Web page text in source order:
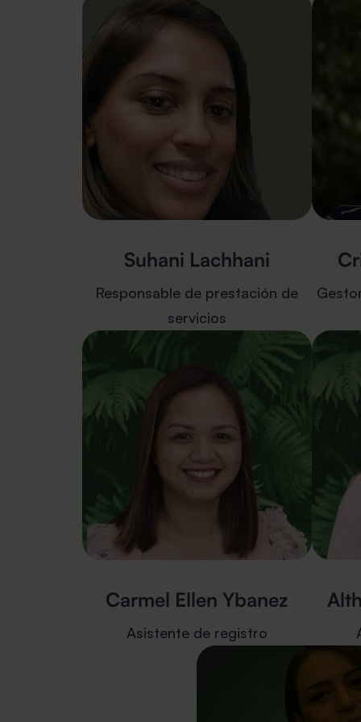
Suhani Lachhani
Responsable de prestación de
servicios
Carmel Ellen Ybanez
Asistente de registro